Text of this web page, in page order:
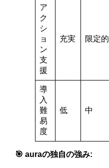
ア
ク
シ
ョ
ン
支
援
充実 限定的
導
入
難
易
度
低 中
🎯 auraの独自の強み: